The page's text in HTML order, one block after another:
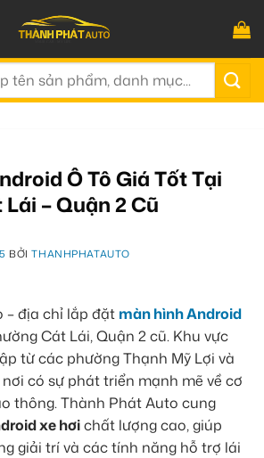
Ô Tô Giá Tốt Tại
– Quận 2 Cũ
BỞITHANHPHATAUTO
– địa chỉ lắp đặt màn hình Android
Cát Lái, Quận 2 cũ. Khu vực
từ các phường Thạnh Mỹ Lợi và
nơi có sự phát triển mạnh mẽ về cơ
thông. Thành Phát Auto cung
xe hơichất lượng cao, giúp
giải trí và các tính năng hỗ trợ lái